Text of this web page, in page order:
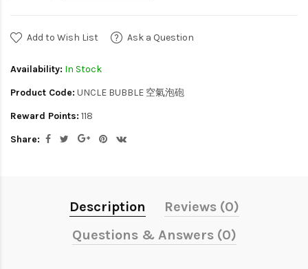
Add to Wish List Ask a Question
Availability: In Stock
Product Code: UNCLE BUBBLE 空氣泡砲
Reward Points: 118
Share:
Description
Reviews (0)
Questions & Answers (0)